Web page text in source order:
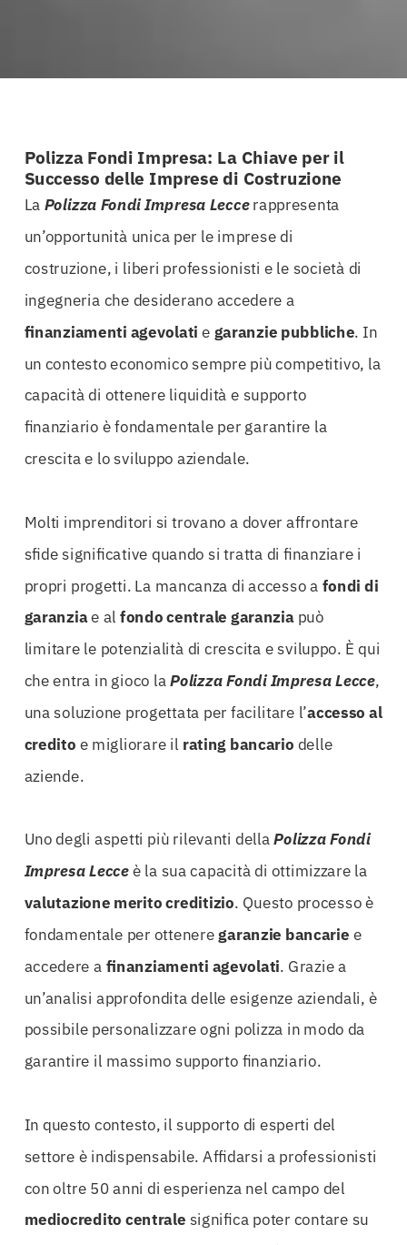
Polizza Fondi Impresa: La Chiave per il
Successo delle Imprese di Costruzione
La Polizza Fondi Impresa Leccerappresenta
un’opportunità unica per le imprese di
costruzione, i liberi professionisti e le società di
ingegneria che desiderano accedere a
finanziamenti agevolati e garanzie pubbliche. In
un contesto economico sempre più competitivo, la
capacità di ottenere liquidità e supporto
finanziario è fondamentale per garantire la
crescita e lo sviluppo aziendale.
Molti imprenditori si trovano a dover affrontare
sfide significative quando si tratta di finanziare i
propri progetti. La mancanza di accesso a fondi di
garanziae alfondo centrale garanziapuò
limitare le potenzialità di crescita e sviluppo. È qui
che entra in gioco laPolizza Fondi Impresa Lecce,
una soluzione progettata per facilitare l’accesso al
credito e migliorare il rating bancario delle
aziende.
Uno degli aspetti più rilevanti dellaPolizza Fondi
Impresa Lecceè la sua capacità di ottimizzare la
valutazione merito creditizio. Questo processo è
fondamentale per otteneregaranzie bancarie e
accedere a finanziamenti agevolati. Grazie a
un’analisi approfondita delle esigenze aziendali, è
possibile personalizzare ogni polizza in modo da
garantire il massimo supporto finanziario.
In questo contesto, il supporto di esperti del
settore è indispensabile. Affidarsi a professionisti
con oltre 50 anni di esperienza nel campo del
mediocredito centrale significa poter contare su